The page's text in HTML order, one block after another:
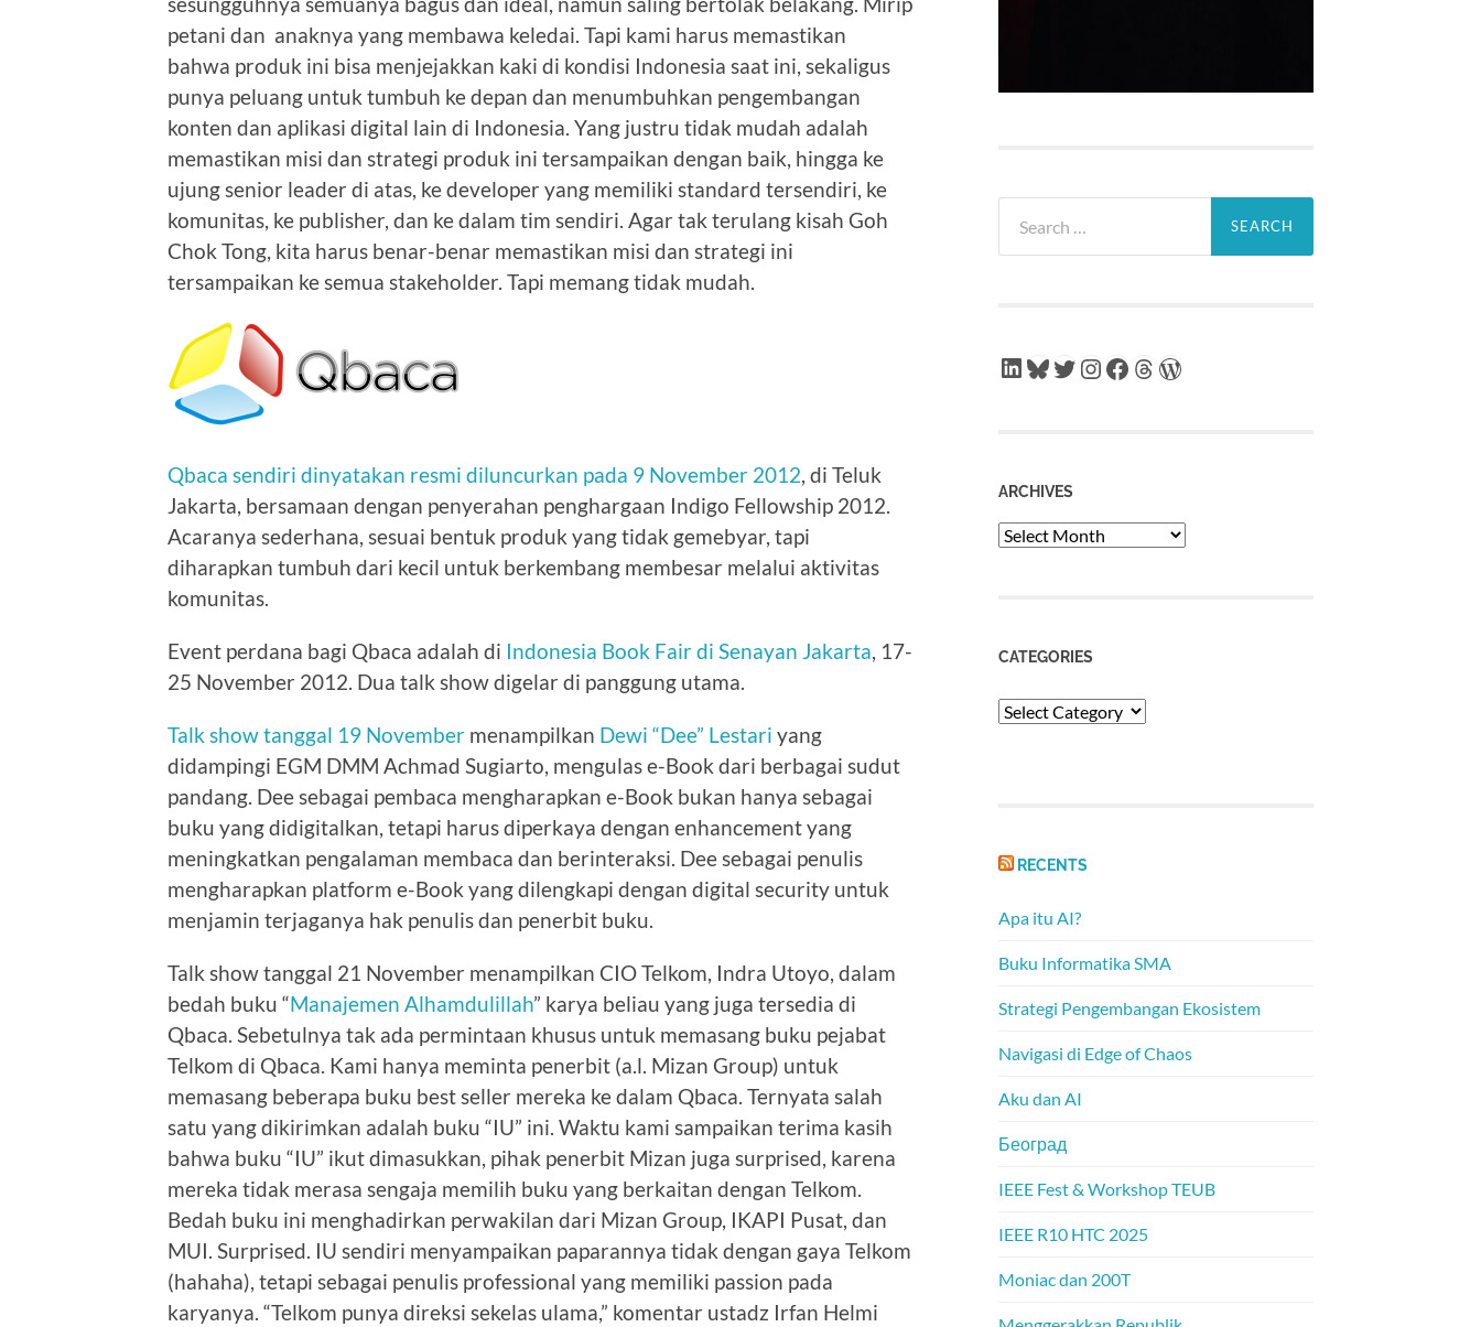
petani dan anaknya yang membawa keledai. Tapi kami harus memastikan
bahwa produk ini bisa menjejakkan kaki di kondisi Indonesia saat ini, sekaligus
punya peluang untuk tumbuh ke depan dan menumbuhkan pengembangan
konten dan aplikasi digital lain di Indonesia. Yang justru tidak mudah adalah
memastikan misi dan strategi produk ini tersampaikan dengan baik, hingga ke
ujung senior leader di atas, ke developer yang memiliki standard tersendiri, ke
komunitas, ke publisher, dan ke dalam tim sendiri. Agar tak terulang kisah Goh
Chok Tong, kita harus benar-benar memastikan misi dan strategi ini
tersampaikan ke semua stakeholder. Tapi memang tidak mudah.
Qbaca sendiri dinyatakan resmi diluncurkan pada 9 November 2012, di Teluk
Jakarta, bersamaan dengan penyerahan penghargaan Indigo Fellowship 2012.
Acaranya sederhana, sesuai bentuk produk yang tidak gemebyar, tapi
diharapkan tumbuh dari kecil untuk berkembang membesar melalui aktivitas
komunitas.
Event perdana bagi Qbaca adalah di Indonesia Book Fair di Senayan Jakarta, 17-
25 November 2012. Dua talk show digelar di panggung utama.
Talk show tanggal 19 November menampilkan Dewi “Dee” Lestari yang
didampingi EGM DMM Achmad Sugiarto, mengulas e-Book dari berbagai sudut
pandang. Dee sebagai pembaca mengharapkan e-Book bukan hanya sebagai
buku yang didigitalkan, tetapi harus diperkaya dengan enhancement yang
meningkatkan pengalaman membaca dan berinteraksi. Dee sebagai penulis
mengharapkan platform e-Book yang dilengkapi dengan digital security untuk
menjamin terjaganya hak penulis dan penerbit buku.
Talk show tanggal 21 November menampilkan CIO Telkom, Indra Utoyo, dalam
bedah buku “Manajemen Alhamdulillah” karya beliau yang juga tersedia di
Qbaca. Sebetulnya tak ada permintaan khusus untuk memasang buku pejabat
Telkom di Qbaca. Kami hanya meminta penerbit (a.l. Mizan Group) untuk
memasang beberapa buku best seller mereka ke dalam Qbaca. Ternyata salah
satu yang dikirimkan adalah buku “IU” ini. Waktu kami sampaikan terima kasih
bahwa buku “IU” ikut dimasukkan, pihak penerbit Mizan juga surprised, karena
mereka tidak merasa sengaja memilih buku yang berkaitan dengan Telkom.
Bedah buku ini menghadirkan perwakilan dari Mizan Group, IKAPI Pusat, dan
MUI. Surprised. IU sendiri menyampaikan paparannya tidak dengan gaya Telkom
(hahaha), tetapi sebagai penulis professional yang memiliki passion pada
karyanya. “Telkom punya direksi sekelas ulama,” komentar ustadz Irfan Helmi
for:
LinkedIn
Bluesky
Twitter
Instagram
Facebook
Threads
WordPress
ARCHIVES
Archives
CATEGORIES
Categories
RECENTS
Apa itu AI?
Buku Informatika SMA
Strategi Pengembangan Ekosistem
Navigasi di Edge of Chaos
Aku dan AI
Београд
IEEE Fest & Workshop TEUB
IEEE R10 HTC 2025
Moniac dan 200T